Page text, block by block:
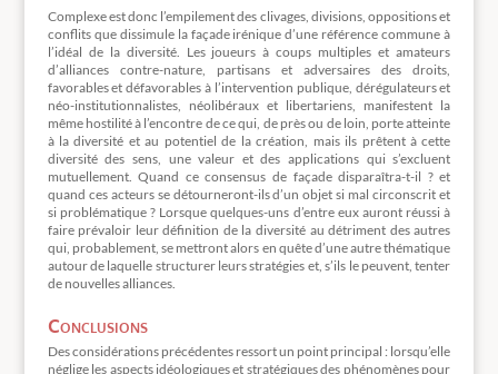
Complexe est donc l’empilement des clivages, divisions, oppositions et
conflits que dissimule la façade irénique d’une référence commune à
l’idéal de la diversité. Les joueurs à coups multiples et amateurs
d’alliances contre-nature, partisans et adversaires des droits,
favorables et défavorables à l’intervention publique, dérégulateurs et
néo-institutionnalistes, néolibéraux et libertariens, manifestent la
même hostilité à l’encontre de ce qui, de près ou de loin, porte atteinte
à la diversité et au potentiel de la création, mais ils prêtent à cette
diversité des sens, une valeur et des applications qui s’excluent
mutuellement. Quand ce consensus de façade disparaîtra-t-il ? et
quand ces acteurs se détourneront-ils d’un objet si mal circonscrit et
si problématique ? Lorsque quelques-uns d’entre eux auront réussi à
faire prévaloir leur définition de la diversité au détriment des autres
qui, probablement, se mettront alors en quête d’une autre thématique
autour de laquelle structurer leurs stratégies et, s’ils le peuvent, tenter
de nouvelles alliances.
Conclusions
Des considérations précédentes ressort un point principal : lorsqu’elle
néglige les aspects idéologiques et stratégiques des phénomènes pour